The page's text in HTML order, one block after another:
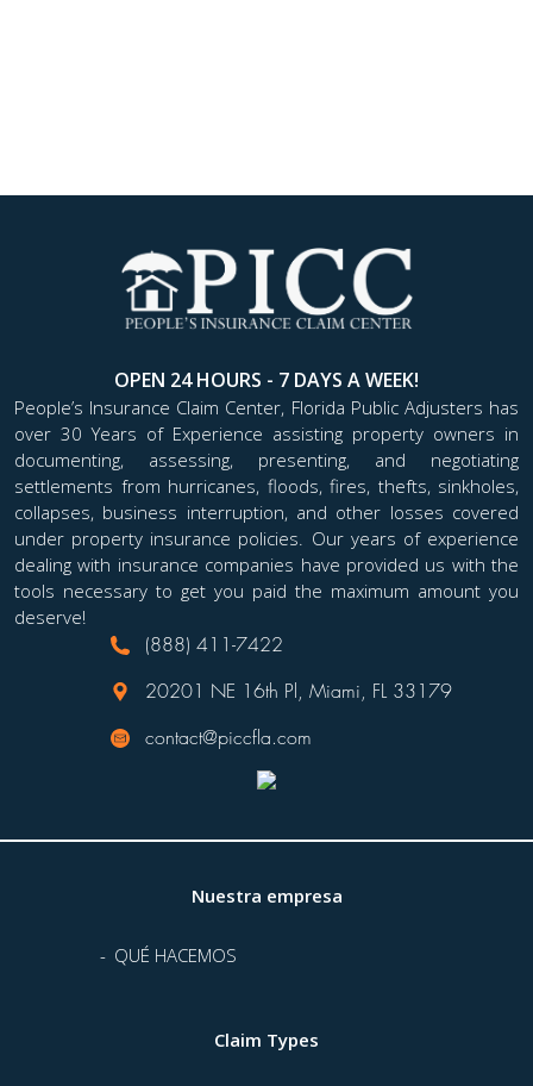
OPEN 24 HOURS - 7 DAYS A WEEK!
People’s Insurance Claim Center, Florida Public Adjusters has
over 30 Years of Experience assisting property owners in
documenting, assessing, presenting, and negotiating
settlements from hurricanes, floods, fires, thefts, sinkholes,
collapses, business interruption, and other losses covered
under property insurance policies. Our years of experience
dealing with insurance companies have provided us with the
tools necessary to get you paid the maximum amount you
deserve!
(888) 411-7422
20201 NE 16th Pl, Miami, FL 33179
contact@piccfla.com
Nuestra empresa
QUÉ HACEMOS
Claim Types